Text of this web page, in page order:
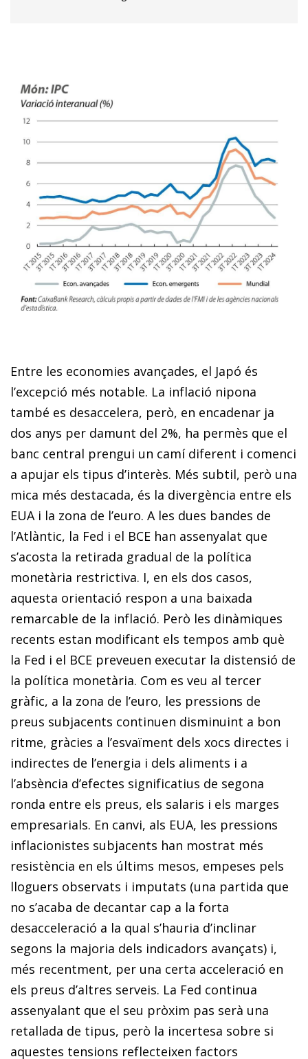
Entre les economies avançades, el Japó és
l’excepció més notable. La inflació nipona
també es desaccelera, però, en encadenar ja
dos anys per damunt del 2%, ha permès que el
banc central prengui un camí diferent i comenci
a apujar els tipus d’interès. Més subtil, però una
mica més destacada, és la divergència entre els
EUA i la zona de l’euro. A les dues bandes de
l’Atlàntic, la Fed i el BCE han assenyalat que
s’acosta la retirada gradual de la política
monetària restrictiva. I, en els dos casos,
aquesta orientació respon a una baixada
remarcable de la inflació. Però les dinàmiques
recents estan modificant els tempos amb què
la Fed i el BCE preveuen executar la distensió de
la política monetària. Com es veu al tercer
gràfic, a la zona de l’euro, les pressions de
preus subjacents continuen disminuint a bon
ritme, gràcies a l’esvaïment dels xocs directes i
indirectes de l’energia i dels aliments i a
l’absència d’efectes significatius de segona
ronda entre els preus, els salaris i els marges
empresarials. En canvi, als EUA, les pressions
inflacionistes subjacents han mostrat més
resistència en els últims mesos, empeses pels
lloguers observats i imputats (una partida que
no s’acaba de decantar cap a la forta
desacceleració a la qual s’hauria d’inclinar
segons la majoria dels indicadors avançats) i,
més recent­­ment, per una certa acceleració en
els preus d’altres serveis. La Fed continua
assenyalant que el seu pròxim pas serà una
retallada de tipus, però la incertesa sobre si
aquestes tensions reflecteixen factors